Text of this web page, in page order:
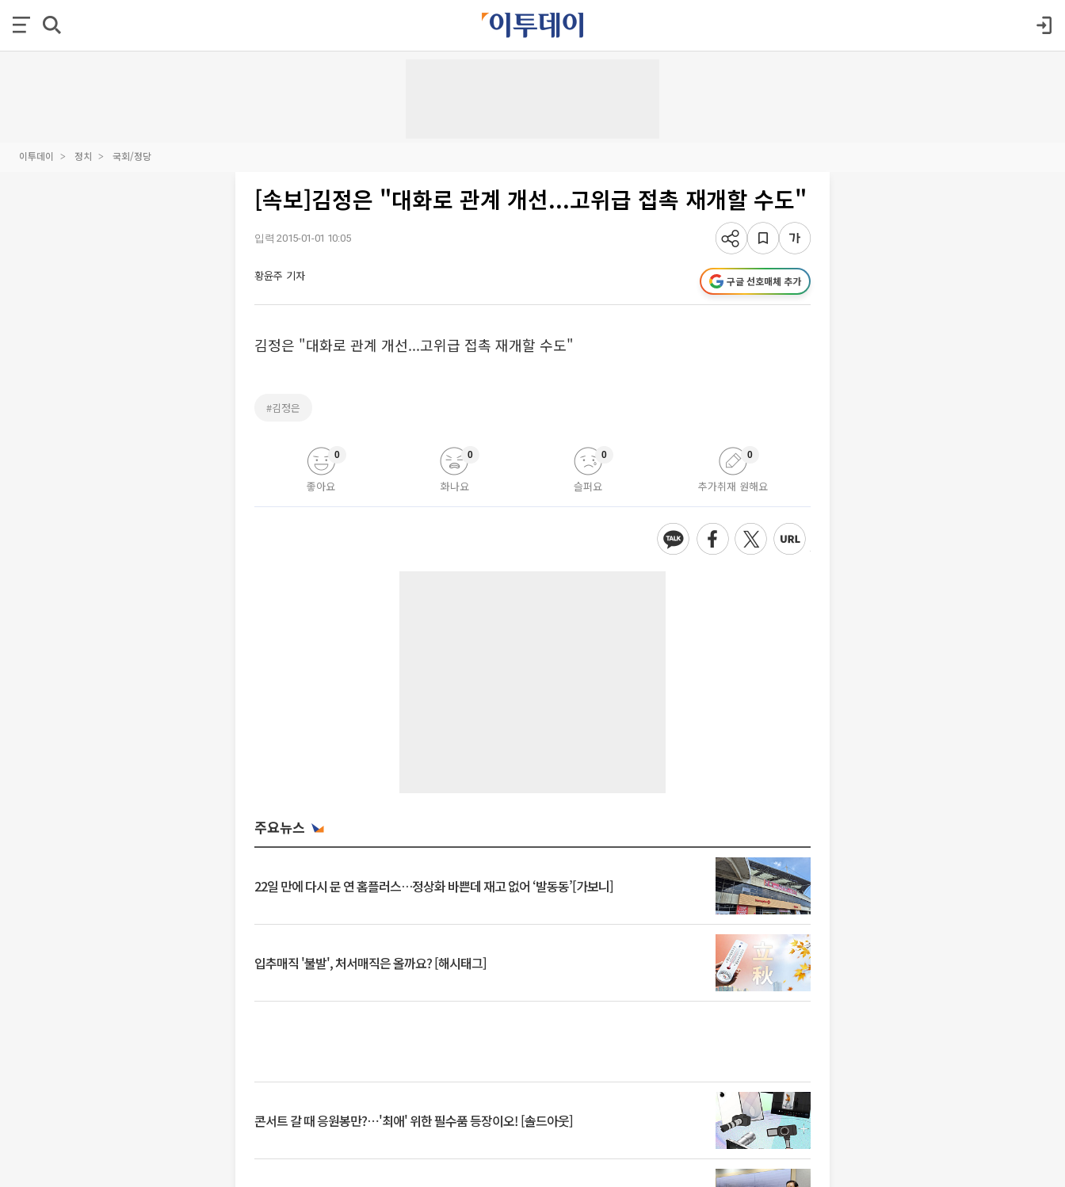
이투데이 정치 국회/정당
[속보]김정은 "대화로 관계 개선...고위급 접촉 재개할 수도"
입력 2015-01-01 10:05
황윤주 기자 구글 선호매체 추가
김정은 "대화로 관계 개선...고위급 접촉 재개할 수도"
#김정은
좋아요
0
화나요
0
슬퍼요
0
추가취재 원해요
0
주요뉴스
22일 만에 다시 문 연 홈플러스…정상화 바쁜데 재고 없어 ‘발동동’[가보니]
입추매직 '불발', 처서매직은 올까요? [해시태그]
콘서트 갈 때 응원봉만?⋯'최애' 위한 필수품 등장이오! [솔드아웃]